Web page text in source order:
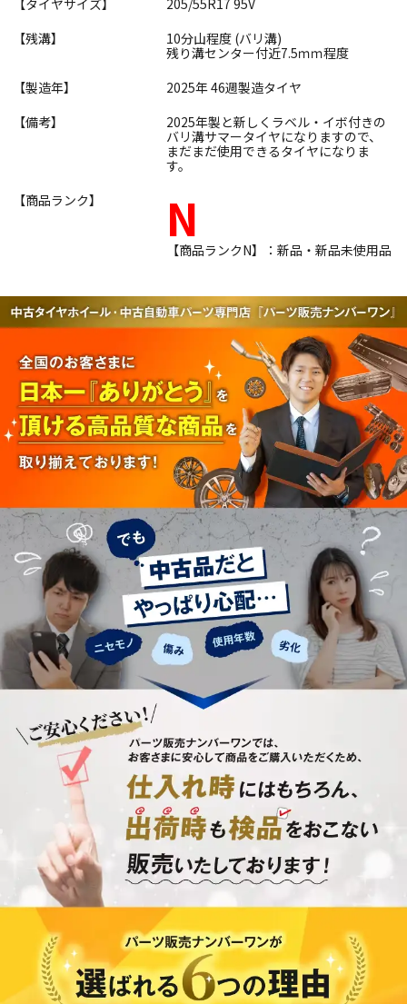
【残溝】
10分山程度 (バリ溝)
残り溝センター付近7.5ｍｍ程度
【製造年】
2025年 46週製造タイヤ
【備考】
2025年製と新しくラベル・イボ付きの
バリ溝サマータイヤになりますので、
まだまだ使用できるタイヤになりま
す。
【商品ランク】
N
【商品ランクN】：新品・新品未使用品